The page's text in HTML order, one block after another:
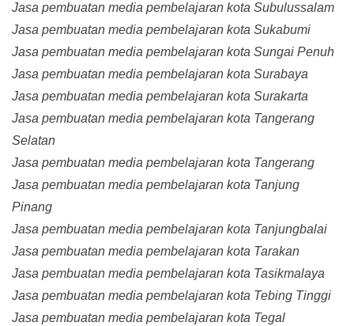
Jasa pembuatan media pembelajaran kota Subulussalam
Jasa pembuatan media pembelajaran kota Sukabumi
Jasa pembuatan media pembelajaran kota Sungai Penuh
Jasa pembuatan media pembelajaran kota Surabaya
Jasa pembuatan media pembelajaran kota Surakarta
Jasa pembuatan media pembelajaran kota Tangerang
Selatan
Jasa pembuatan media pembelajaran kota Tangerang
Jasa pembuatan media pembelajaran kota Tanjung
Pinang
Jasa pembuatan media pembelajaran kota Tanjungbalai
Jasa pembuatan media pembelajaran kota Tarakan
Jasa pembuatan media pembelajaran kota Tasikmalaya
Jasa pembuatan media pembelajaran kota Tebing Tinggi
Jasa pembuatan media pembelajaran kota Tegal